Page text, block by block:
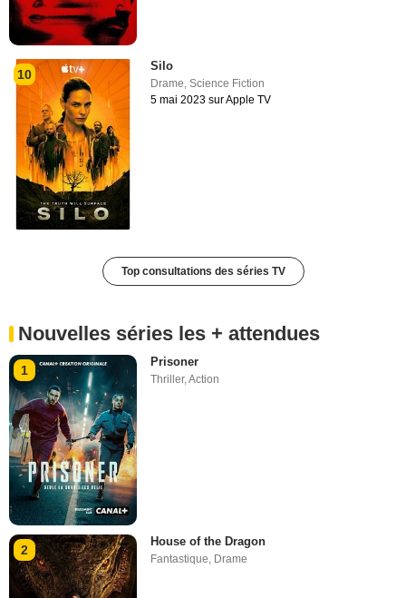
10
Silo
Drame,Science Fiction
5 mai 2023 sur Apple TV
Top consultations des séries TV
Nouvelles séries les + attendues
1
Prisoner
Thriller,Action
2
House of the Dragon
Fantastique, Drame